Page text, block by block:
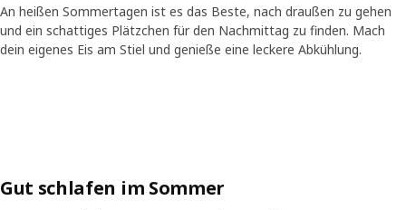
Moment deines Sommers.
An heißen Sommertagen ist es das Beste, nach draußen zu gehen
und ein schattiges Plätzchen für den Nachmittag zu finden. Mach
dein eigenes Eis am Stiel und genieße eine leckere Abkühlung.
Gut schlafen im Sommer